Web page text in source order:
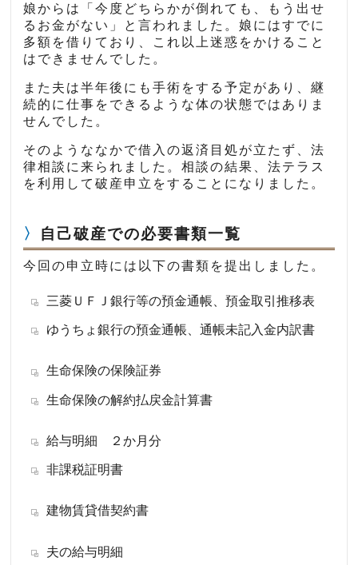
娘からは「今度どちらかが倒れても、もう出せ
るお金がない」と言われました。娘にはすでに
多額を借りており、これ以上迷惑をかけること
はできませんでした。
また夫は半年後にも手術をする予定があり、継
続的に仕事をできるような体の状態ではありま
せんでした。
そのようななかで借入の返済目処が立たず、法
律相談に来られました。相談の結果、法テラス
を利用して破産申立をすることになりました。
自己破産での必要書類一覧
今回の申立時には以下の書類を提出しました。
三菱ＵＦＪ銀行等の預金通帳、預金取引推移表
ゆうちょ銀行の預金通帳、通帳未記入金内訳書
生命保険の保険証券
生命保険の解約払戻金計算書
給与明細 ２か月分
非課税証明書
建物賃貸借契約書
夫の給与明細